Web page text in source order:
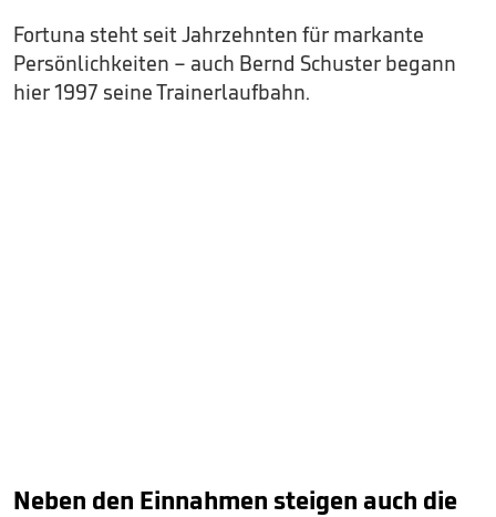
Fortuna steht seit Jahrzehnten für markante
Persönlichkeiten – auch Bernd Schuster begann
hier 1997 seine Trainerlaufbahn.
Neben den Einnahmen steigen auch die